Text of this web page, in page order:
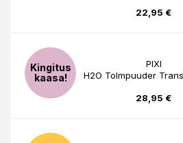
22,95 €
Kingitus
kaasa!
PIXI
H2O Tolmpuuder
28,95 €